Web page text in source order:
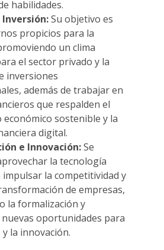
habilidades.
Inversión:Su objetivo es
propicios para la
un clima
el sector privado y la
inversiones
además de trabajar en
que respalden el
económico sostenible y la
digital.
e Innovación:Se
la tecnología
la competitividad y
de empresas,
la formalización y
oportunidades para
la innovación.